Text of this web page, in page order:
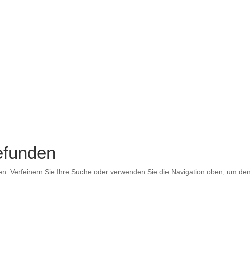
Verfeinern Sie Ihre Suche oder verwenden Sie die Navigation oben, um den